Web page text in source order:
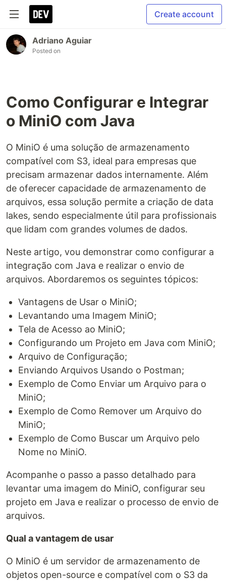
Create account
Adriano Aguiar
Posted on
Como Configurar e Integrar
o MiniO com Java
O MiniO é uma solução de armazenamento
compatível com S3, ideal para empresas que
precisam armazenar dados internamente. Além
de oferecer capacidade de armazenamento de
arquivos, essa solução permite a criação de data
lakes, sendo especialmente útil para profissionais
que lidam com grandes volumes de dados.
Neste artigo, vou demonstrar como configurar a
integração com Java e realizar o envio de
arquivos. Abordaremos os seguintes tópicos:
Vantagens de Usar o MiniO;
Levantando uma Imagem MiniO;
Tela de Acesso ao MiniO;
Configurando um Projeto em Java com MiniO;
Arquivo de Configuração;
Enviando Arquivos Usando o Postman;
Exemplo de Como Enviar um Arquivo para o
MiniO;
Exemplo de Como Remover um Arquivo do
MiniO;
Exemplo de Como Buscar um Arquivo pelo
Nome no MiniO.
Acompanhe o passo a passo detalhado para
levantar uma imagem do MiniO, configurar seu
projeto em Java e realizar o processo de envio de
arquivos.
Qual a vantagem de usar
O MiniO é um servidor de armazenamento de
objetos open-source e compatível com o S3 da